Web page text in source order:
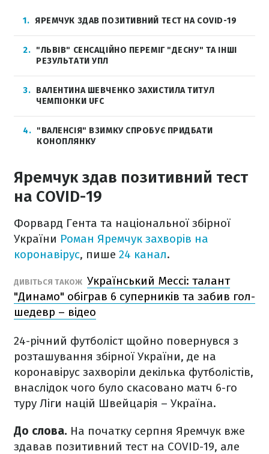
1 ЯРЕМЧУК ЗДАВ ПОЗИТИВНИЙ ТЕСТ НА COVID-19
2
"ЛЬВІВ" СЕНСАЦІЙНО ПЕРЕМІГ "ДЕСНУ" ТА ІНШІ
РЕЗУЛЬТАТИ УПЛ
3
ВАЛЕНТИНА ШЕВЧЕНКО ЗАХИСТИЛА ТИТУЛ
ЧЕМПІОНКИ UFC
4
"ВАЛЕНСІЯ" ВЗИМКУ СПРОБУЄ ПРИДБАТИ
КОНОПЛЯНКУ
Яремчук здав позитивний тест
на COVID-19
Форвард Гента та національної збірної
України Роман Яремчук захворів на
коронавірус, пише 24 канал.
ДИВІТЬСЯ ТАКОЖ Український Мессі: талант
"Динамо" обіграв 6 суперників та забив гол-
шедевр – відео
24-річний футболіст щойно повернувся з
розташування збірної України, де на
коронавірус захворіли декілька футболістів,
внаслідок чого було скасовано матч 6-го
туру Ліги націй Швейцарія – Україна.
До слова. На початку серпня Яремчук вже
здавав позитивний тест на COVID-19, але